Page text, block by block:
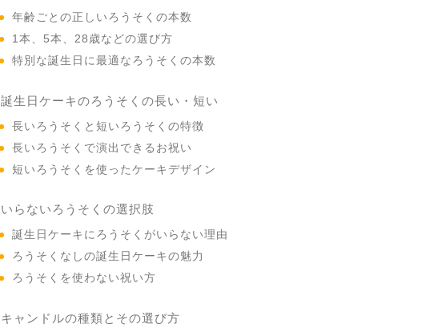
年齢ごとの正しいろうそくの本数
1本、5本、28歳などの選び方
特別な誕生日に最適なろうそくの本数
誕生日ケーキのろうそくの長い・短い
長いろうそくと短いろうそくの特徴
長いろうそくで演出できるお祝い
短いろうそくを使ったケーキデザイン
いらないろうそくの選択肢
誕生日ケーキにろうそくがいらない理由
ろうそくなしの誕生日ケーキの魅力
ろうそくを使わない祝い方
キャンドルの種類とその選び方